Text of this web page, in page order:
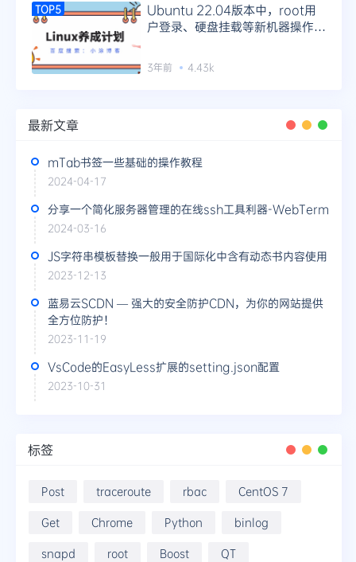
TOP5
Ubuntu 22.04版本中，root用
户登录、硬盘挂载等新机器操作指
3年前 4.43k
最新文章
mTab书签一些基础的操作教程
2024-04-17
分享一个简化服务器管理的在线ssh工具利器-WebTerm
2024-03-16
JS字符串模板替换一般用于国际化中含有动态书内容使用
2023-12-13
蓝易云SCDN — 强大的安全防护CDN，为你的网站提供
全方位防护！
2023-11-19
VsCode的EasyLess扩展的setting.json配置
2023-10-31
标签
Post traceroute rbac CentOS 7
Get Chrome Python binlog
snapd root Boost QT